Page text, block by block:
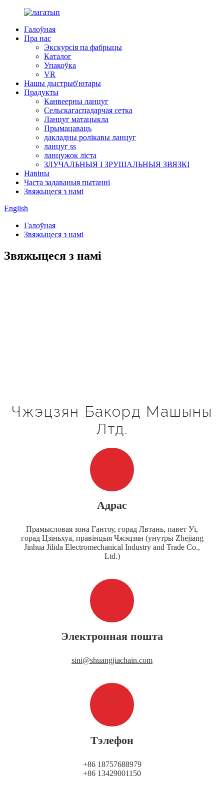
Галоўная
Пра нас
Экскурсія па фабрыцы
Каталог
Упакоўка
VR
Нашы дыстрыб'ютары
Прадукты
Канвеерны ланцуг
Сельскагаспадарчая сетка
Ланцуг матацыкла
Прымацаваць
дакладны ролікавы ланцуг
ланцуг ss
ланцужок ліста
ЗЛУЧАЛЬНЫЯ І ЗРУШАЛЬНЫЯ ЗВЯЗКІ
Навіны
Часта задаваныя пытанні
Звяжыцеся з намі
English
Галоўная
Звяжыцеся з намі
Звяжыцеся з намі
Чжэцзян Бакорд Машыны
Лтд.
Адрас
Прамысловая зона Гантоу, горад Лвтань, павет Уі,
горад Цзіньхуа, правінцыя Чжэцзян (унутры Zhejiang
Jinhua Jilida Electromechanical Industry and Trade Co.,
Ltd.)
Электронная пошта
sini@shuangjiachain.com
Тэлефон
+86 18757688979
+86 13429001150